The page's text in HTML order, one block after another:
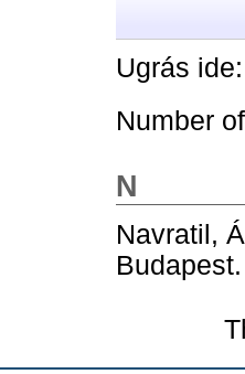
Ugrás ide:
Number
N
Navratil,
Budapest.